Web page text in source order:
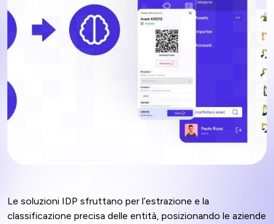
Le soluzioni IDP sfruttano per l’estrazione e la
classificazione precisa delle entità, posizionando le aziende